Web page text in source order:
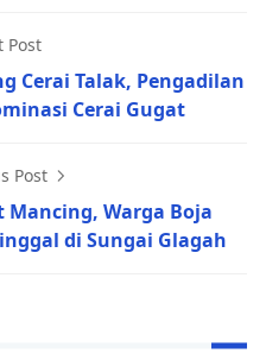
Post
Cerai Talak, Pengadilan
Cerai Gugat
Post
Mancing, Warga Boja
di Sungai Glagah